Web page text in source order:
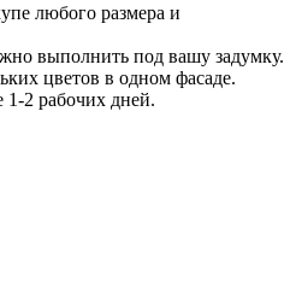
любого размера и
выполнить под вашу задумку.
цветов в одном фасаде.
1-2 рабочих дней.